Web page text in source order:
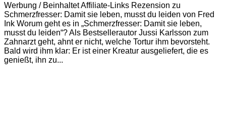
Werbung / Beinhaltet Affiliate-Links Rezension zu
Schmerzfresser: Damit sie leben, musst du leiden von Fred
Ink Worum geht es in „Schmerzfresser: Damit sie leben,
musst du leiden“? Als Bestsellerautor Jussi Karlsson zum
Zahnarzt geht, ahnt er nicht, welche Tortur ihm bevorsteht.
Bald wird ihm klar: Er ist einer Kreatur ausgeliefert, die es
genießt, ihn zu...